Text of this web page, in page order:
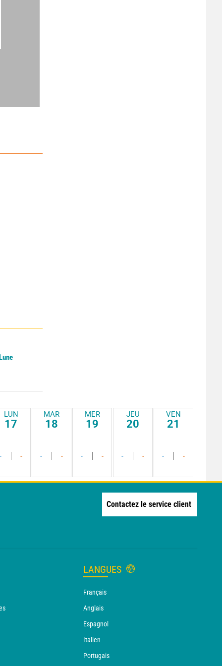
LUN
17
-
MAR
18
- -
MER
19
- -
JEU
20
- -
VEN
21
- -
Contactez le service client
LANGUES
Français
Anglais
Espagnol
Italien
Portugais